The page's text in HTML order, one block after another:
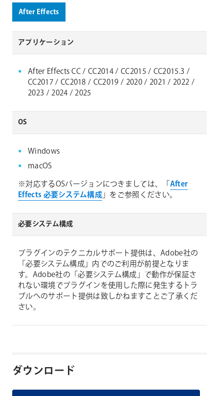
After Effects
アプリケーション
After Effects CC / CC2014 / CC2015 / CC2015.3 /
CC2017 / CC2018 / CC2019 / 2020 / 2021 / 2022 /
2023 / 2024 / 2025
OS
Windows
macOS
※対応するOSバージョンにつきましては、「 After
Effects 必要システム構成」をご参照ください。
必要システム構成
プラグインのテクニカルサポート提供は、Adobe社の
「必要システム構成」内でのご利用が前提となりま
す。Adobe社の「必要システム構成」で動作が保証さ
れない環境でプラグインを使用した際に発生するトラ
ブルへのサポート提供は致しかねますことご了承くだ
さい。
ダウンロード